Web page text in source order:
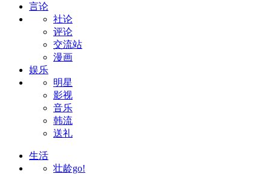
言论
社论
评论
交流站
漫画
娱乐
明星
影视
音乐
韩流
送礼
生活
壮龄go!